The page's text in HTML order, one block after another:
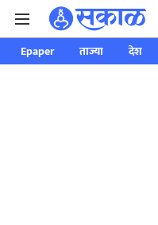
Epaper ताज्या देश